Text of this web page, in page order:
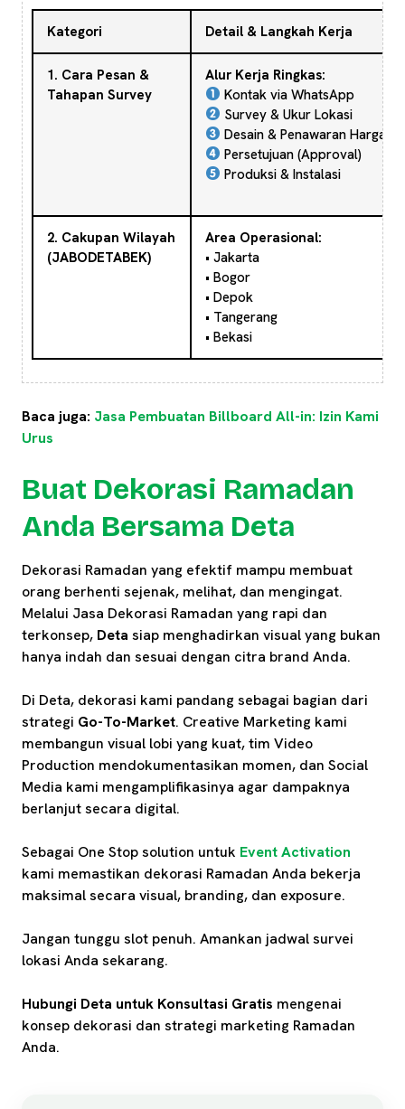
Kategori Detail & Langkah Kerja
1. Cara Pesan &
Tahapan Survey
Alur Kerja Ringkas:
Kontak via WhatsApp
Survey & Ukur Lokasi
Desain & Penawaran Harga
Persetujuan (Approval)
Produksi & Instalasi
2. Cakupan Wilayah
(JABODETABEK)
Area Operasional:
• Jakarta
• Bogor
• Depok
• Tangerang
• Bekasi
Baca juga: Jasa Pembuatan Billboard All-in: Izin Kami
Urus
Buat Dekorasi Ramadan
Anda Bersama Deta
Dekorasi Ramadan yang efektif mampu membuat
orang berhenti sejenak, melihat, dan mengingat.
Melalui Jasa Dekorasi Ramadan yang rapi dan
terkonsep, Deta siap menghadirkan visual yang bukan
hanya indah dan sesuai dengan citra brand Anda.
Di Deta, dekorasi kami pandang sebagai bagian dari
strategi Go-To-Market. Creative Marketing kami
membangun visual lobi yang kuat, tim Video
Production mendokumentasikan momen, dan Social
Media kami mengamplifikasinya agar dampaknya
berlanjut secara digital.
Sebagai One Stop solution untuk Event Activation
kami memastikan dekorasi Ramadan Anda bekerja
maksimal secara visual, branding, dan exposure.
Jangan tunggu slot penuh. Amankan jadwal survei
lokasi Anda sekarang.
Hubungi Deta untuk Konsultasi Gratis mengenai
konsep dekorasi dan strategi marketing Ramadan
Anda.